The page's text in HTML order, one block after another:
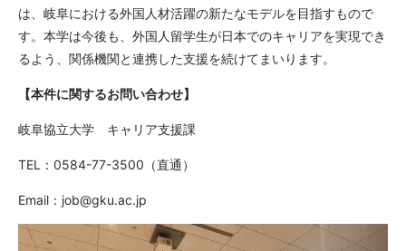
は、岐阜における外国人材活躍の新たなモデルを目指すもので
す。本学は今後も、外国人留学生が日本でのキャリアを実現でき
るよう、関係機関と連携した支援を続けてまいります。
【本件に関するお問い合わせ】
岐阜協立大学 キャリア支援課
TEL：0584-77-3500 （直通）
Email： job@gku.ac.jp